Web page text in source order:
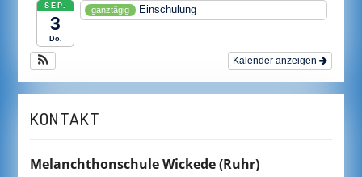
SEP.
3
Do.
ganztägig Einschulung
Kalender anzeigen
KONTAKT
Melanchthonschule Wickede(Ruhr)